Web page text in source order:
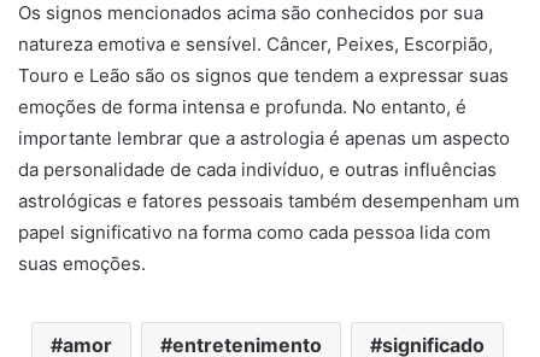
Os signos mencionados acima são conhecidos por sua
natureza emotiva e sensível. Câncer, Peixes, Escorpião,
Touro e Leão são os signos que tendem a expressar suas
emoções de forma intensa e profunda. No entanto, é
importante lembrar que a astrologia é apenas um aspecto
da personalidade de cada indivíduo, e outras influências
astrológicas e fatores pessoais também desempenham um
papel significativo na forma como cada pessoa lida com
suas emoções.
amor entretenimento significado